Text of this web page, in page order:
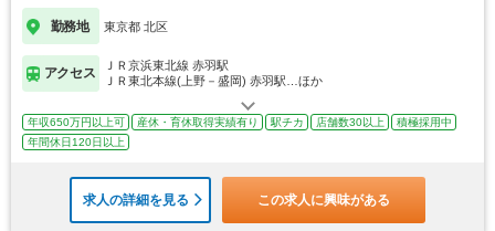
勤務地 東京都 北区
アクセス
ＪＲ京浜東北線 赤羽駅
ＪＲ東北本線(上野－盛岡) 赤羽駅…ほか
年収650万円以上可 産休・育休取得実績有り 駅チカ 店舗数30以上
積極採用中
年間休日120日以上
求人の詳細を見る この求人に興味がある